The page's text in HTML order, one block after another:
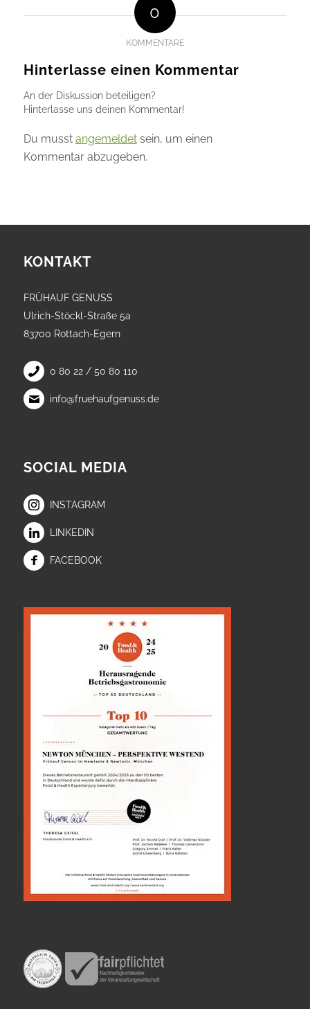
0
KOMMENTARE
Hinterlasse einen Kommentar
An der Diskussion beteiligen?
Hinterlasse uns deinen Kommentar!
Du musst angemeldetsein, um einen
Kommentar abzugeben.
KONTAKT
FRÜHAUF GENUSS
Ulrich-Stöckl-Straße 5a
83700 Rottach-Egern
0 80 22 / 50 80 110
info@fruehaufgenuss.de
SOCIAL MEDIA
INSTAGRAM
LINKEDIN
FACEBOOK